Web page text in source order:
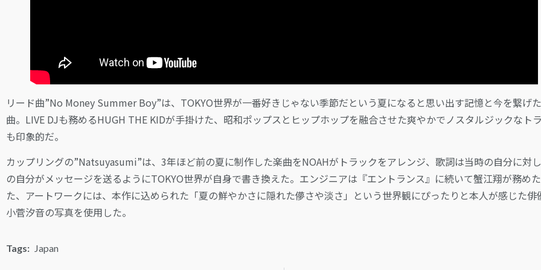
リード曲”No Money Summer Boy”は、TOKYO世界が一番好きじゃない季節だという夏になると思い出す記憶と今を繋げ
曲。LIVE DJも務めるHUGH THE KIDが手掛けた、昭和ポップスとヒップホップを融合させた爽やかでノスタルジックなト
も印象的だ。
カップリングの”Natsuyasumi”は、3年ほど前の夏に制作した楽曲をNOAHがトラックをアレンジ、歌詞は当時の自分に対
の自分がメッセージを送るようにTOKYO世界が自身で書き換えた。エンジニアは『エントランス』に続いて蟹江翔が務め
た、アートワークには、本作に込められた「夏の鮮やかさに隠れた儚さや淡さ」という世界観にぴったりと本人が感じた俳
小菅汐音の写真を使用した。
Tags: Japan